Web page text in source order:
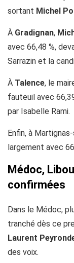
sortant Michel
À Gradignan,
avec 66,48 %,
Sarrazin et la
À Talence, le
fauteuil avec
par Isabelle Rami.
Enfin, à
largement avec
Médoc,
confirmées
Dans le Médoc,
tranché dès ce
Laurent
des voix.